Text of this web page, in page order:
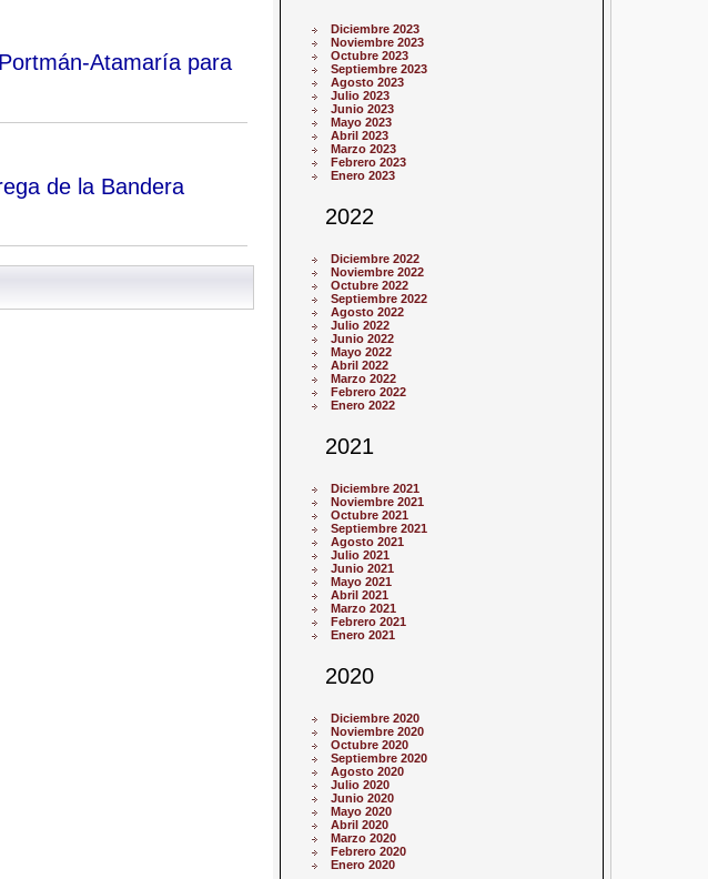
Atamaría para
de la Bandera
Diciembre 2023
Noviembre 2023
Octubre 2023
Septiembre 2023
Agosto 2023
Julio 2023
Junio 2023
Mayo 2023
Abril 2023
Marzo 2023
Febrero 2023
Enero 2023
2022
Diciembre 2022
Noviembre 2022
Octubre 2022
Septiembre 2022
Agosto 2022
Julio 2022
Junio 2022
Mayo 2022
Abril 2022
Marzo 2022
Febrero 2022
Enero 2022
2021
Diciembre 2021
Noviembre 2021
Octubre 2021
Septiembre 2021
Agosto 2021
Julio 2021
Junio 2021
Mayo 2021
Abril 2021
Marzo 2021
Febrero 2021
Enero 2021
2020
Diciembre 2020
Noviembre 2020
Octubre 2020
Septiembre 2020
Agosto 2020
Julio 2020
Junio 2020
Mayo 2020
Abril 2020
Marzo 2020
Febrero 2020
Enero 2020